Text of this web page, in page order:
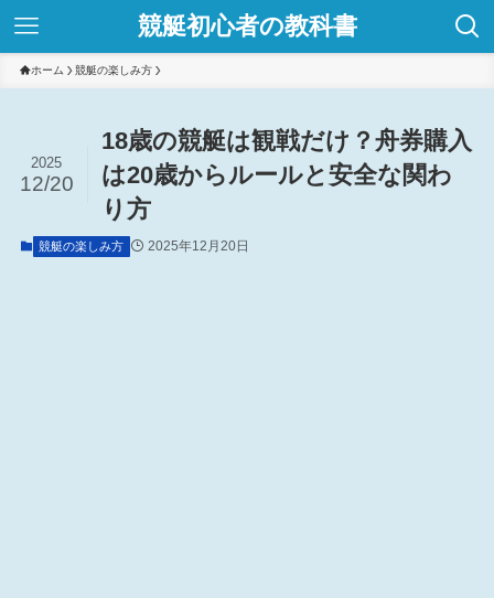
競艇初心者の教科書
ホーム 競艇の楽しみ方
18歳の競艇は観戦だけ？舟券購入
は20歳からルールと安全な関わ
り方
2025
12/20
競艇の楽しみ方 2025年12月20日